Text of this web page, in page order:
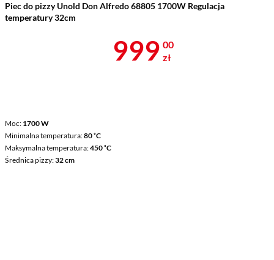
Piec do pizzy Unold Don Alfredo 68805 1700W Regulacja
temperatury 32cm
Moc 1700 W
Minimalna temperatura 80 ˚C
Maksymalna temperatura 450 ˚C
Średnica pizzy 32 cm
Cena 999 zł
999 00
zł